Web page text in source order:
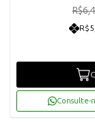
Consulte-